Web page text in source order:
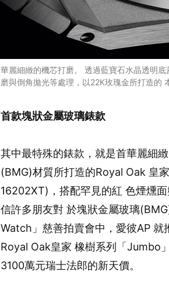
華麗細緻的機芯打磨。 透過藍寶石水晶透明
磨與倒角拋光等處理，以22K玫瑰金所打造的
首款塊狀金屬玻璃錶款
其中最特殊的錶款，就是首華麗細
(BMG)材質所打造的Royal Oak 皇
16202XT)，搭配罕見的紅 色煙燻
信許多朋友對 於塊狀金屬玻璃
Watch」慈善拍賣會中，愛彼AP 就
Royal Oak皇家 橡樹系列「Jumbo
3100萬元瑞士法郎的新天價。